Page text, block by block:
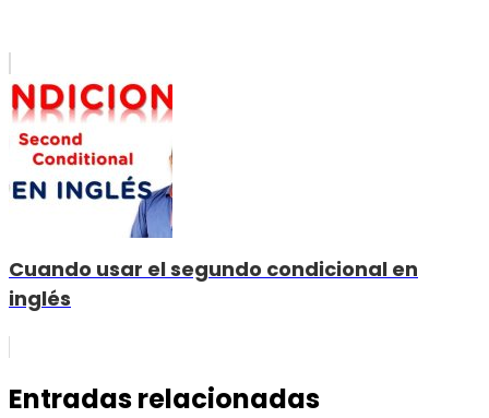
Cuando usar el segundo condicional en
inglés
Entradas relacionadas